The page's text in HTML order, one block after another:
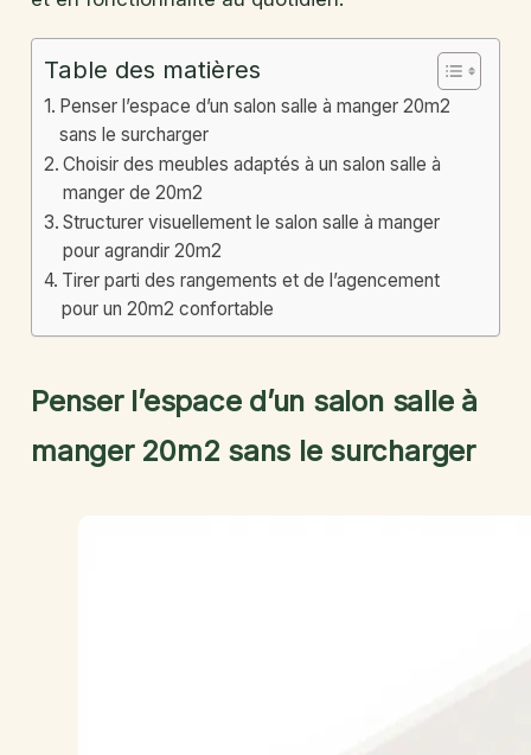
Table des matières
Penser l’espace d’un salon salle à manger 20m2
sans le surcharger
Choisir des meubles adaptés à un salon salle à
manger de 20m2
Structurer visuellement le salon salle à manger
pour agrandir 20m2
Tirer parti des rangements et de l’agencement
pour un 20m2 confortable
Penser l’espace d’un salon salle à
manger 20m2 sans le surcharger